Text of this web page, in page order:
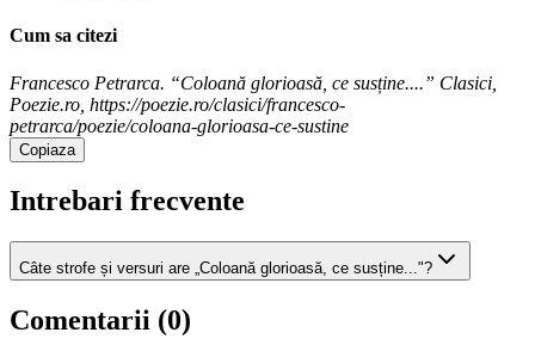
Cum sa citezi
Francesco Petrarca. “Coloană glorioasă, ce susține....” Clasici,
Poezie.ro, https://poezie.ro/clasici/francesco-
petrarca/poezie/coloana-glorioasa-ce-sustine
Copiaza
Intrebari frecvente
Câte strofe și versuri are „Coloană glorioasă, ce susține..."?
Comentarii (0)